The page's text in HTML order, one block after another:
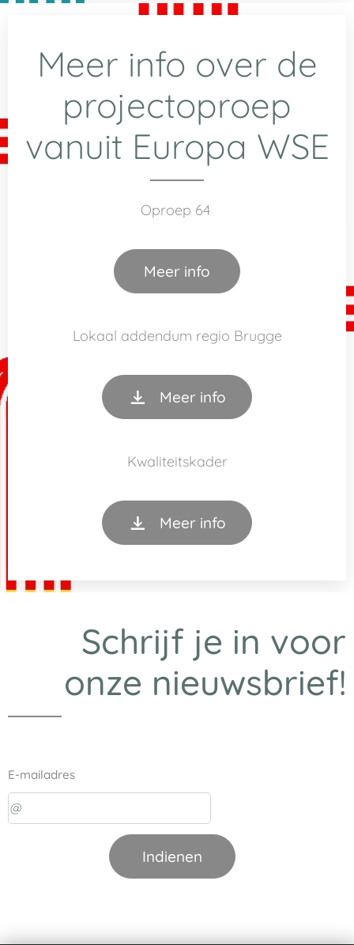
Meer info over de
projectoproep
vanuit Europa WSE
Oproep 64
Meer info
Lokaal addendum regio Brugge
Meer info
Kwaliteitskader
Meer info
Schrijf je in voor
onze nieuwsbrief!
E-mailadres
Indienen